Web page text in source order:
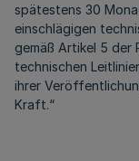
spätestens 30
einschlägigen
gemäß Artikel 5 der
technischen
ihrer
Kraft.“